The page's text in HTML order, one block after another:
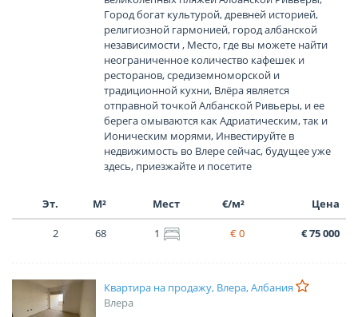
Город богат культурой, древней историей,
религиозной гармонией, город албанской
независимости , Место, где вы можете найти
неограниченное количество кафешек и
ресторанов, средиземноморской и
традиционной кухни, Влёра является
отправной точкой Албанской Ривьеры, и ее
берега омываются как Адриатическим, так и
Ионическим морями, Инвестируйте в
недвижимость во Влере сейчас, будущее уже
здесь, приезжайте и посетите
Эт. М² Мест €/м² Цена
2 68 1 € 0 € 75 000
Квартира на продажу, Влера, Албания
Влера